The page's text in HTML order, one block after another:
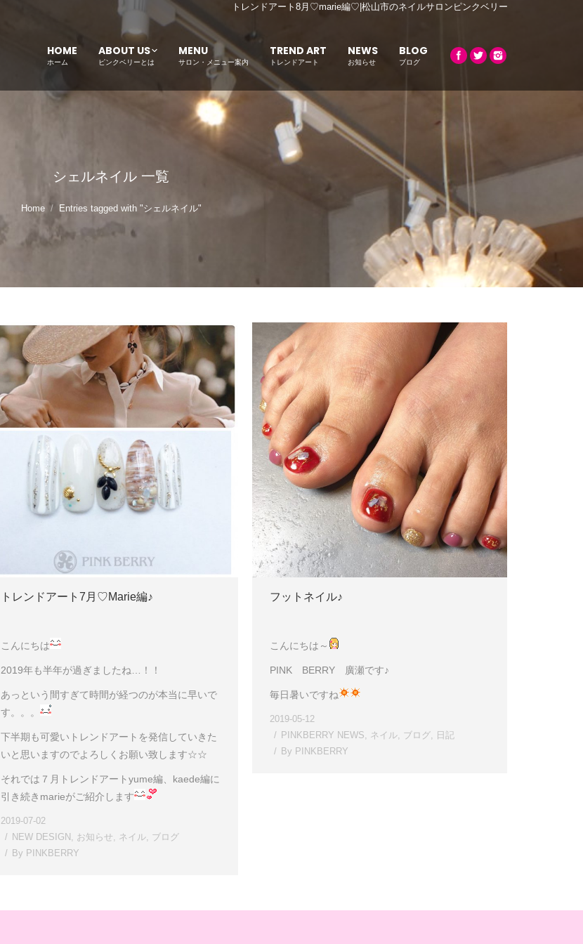
トレンドアート8月♡marie編♡|松山市のネイルサロンピンクベリー
HOME
ホーム
ABOUT US
ピンクベリーとは
MENU
サロン・メニュー案内
TREND ART
トレンドアート
NEWS
お知らせ
BLOG
ブログ
シェルネイル 一覧
Home Entries tagged with "シェルネイル"
トレンドアート7月♡Marie編♪
こんにちは
2019年も半年が過ぎましたね…！！
あっという間すぎて時間が経つのが本当に早いで
す。。。
下半期も可愛いトレンドアートを発信していきた
いと思いますのでよろしくお願い致します☆☆
それでは７月トレンドアートyume編、kaede編に
引き続きmarieがご紹介します
2019-07-02
NEW DESIGN , お知らせ, ネイル, ブログ
By PINKBERRY
フットネイル♪
こんにちは～
PINK BERRY 廣瀬です♪
毎日暑いですね
2019-05-12
PINKBERRY NEWS, ネイル, ブログ, 日記
By PINKBERRY